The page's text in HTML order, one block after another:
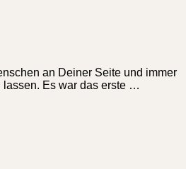
an Deiner Seite und immer
lassen. Es war das erste …